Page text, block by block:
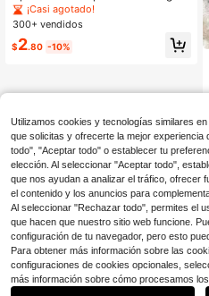
on estampado de leopardo de care
y, color marrón compatible con Pro,
Bluetooth
¡Casi agotado!
300+ vendidos
$2.80 -10%
Utilizamos cookies y tecnologías similares
que solicitas y ofrecerte la mejor experiencia
todo", "Aceptar todo" o establecer tu
elección. Al seleccionar "Aceptar todo",
que nos ayudan a analizar el tráfico, ofrecer
el contenido y los anuncios para
Al seleccionar "Rechazar todo", permites el
que hacen que nuestro sitio web funcione.
configuración de tu navegador, pero esto
Para obtener más información sobre las
configuraciones de cookies opcionales,
más información sobre cómo procesamos